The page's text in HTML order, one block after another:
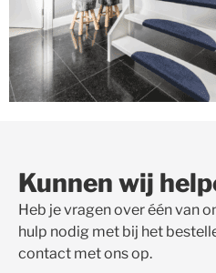
Kunnen wij
Heb je vragen over één van
hulp nodig met bij het
contact met ons op.